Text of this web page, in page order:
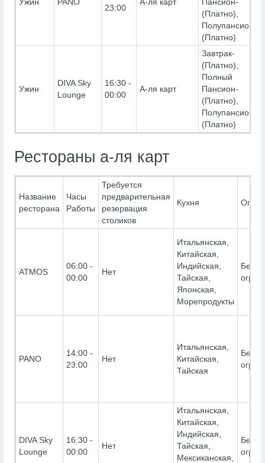
23:00
(Платно),
Полупансион-
(Платно)
Ужин
DIVA Sky
Lounge
16:30 -
00:00
А-ля карт
Завтрак-
(Платно),
Полный
Пансион-
(Платно),
Полупансион-
(Платно)
Рестораны а-ля карт
Название
ресторана
Часы
Работы
Требуется
предварительная
резервация
столиков
Кухня
ATMOS
06:00 -
00:00
Нет
Итальянская,
Китайская,
Индийская,
Тайская,
Японская,
Морепродукты
Без
PANO
14:00 -
23:00
Нет
Итальянская,
Китайская,
Тайская
Без
DIVA Sky
Lounge
16:30 -
00:00
Нет
Итальянская,
Китайская,
Индийская,
Тайская,
Мексиканская,
Без